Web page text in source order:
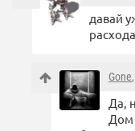
давай
Gone
Да,
Дом